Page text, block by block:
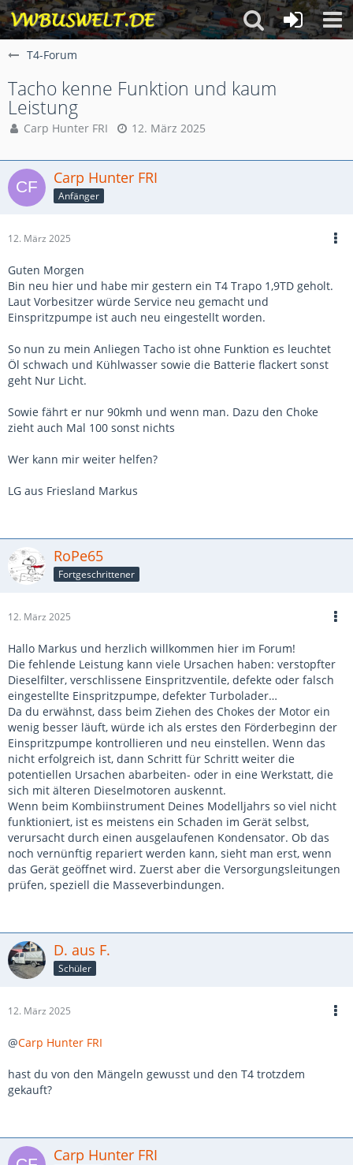
T4-Forum
Tacho kenne Funktion und kaum
Leistung
Carp Hunter FRI 12. März 2025
Carp Hunter FRI
Anfänger
12. März 2025
Guten Morgen
Bin neu hier und habe mir gestern ein T4 Trapo 1,9TD geholt.
Laut Vorbesitzer würde Service neu gemacht und
Einspritzpumpe ist auch neu eingestellt worden.
So nun zu mein Anliegen Tacho ist ohne Funktion es leuchtet
Öl schwach und Kühlwasser sowie die Batterie flackert sonst
geht Nur Licht.
Sowie fährt er nur 90kmh und wenn man. Dazu den Choke
zieht auch Mal 100 sonst nichts
Wer kann mir weiter helfen?
LG aus Friesland Markus
RoPe65
Fortgeschrittener
12. März 2025
Hallo Markus und herzlich willkommen hier im Forum!
Die fehlende Leistung kann viele Ursachen haben: verstopfter
Dieselfilter, verschlissene Einspritzventile, defekte oder falsch
eingestellte Einspritzpumpe, defekter Turbolader…
Da du erwähnst, dass beim Ziehen des Chokes der Motor ein
wenig besser läuft, würde ich als erstes den Förderbeginn der
Einspritzpumpe kontrollieren und neu einstellen. Wenn das
nicht erfolgreich ist, dann Schritt für Schritt weiter die
potentiellen Ursachen abarbeiten- oder in eine Werkstatt, die
sich mit älteren Dieselmotoren auskennt.
Wenn beim Kombiinstrument Deines Modelljahrs so viel nicht
funktioniert, ist es meistens ein Schaden im Gerät selbst,
verursacht durch einen ausgelaufenen Kondensator. Ob das
noch vernünftig repariert werden kann, sieht man erst, wenn
das Gerät geöffnet wird. Zuerst aber die Versorgungsleitungen
prüfen, speziell die Masseverbindungen.
D. aus F.
Schüler
12. März 2025
@Carp Hunter FRI
hast du von den Mängeln gewusst und den T4 trotzdem
gekauft?
Carp Hunter FRI